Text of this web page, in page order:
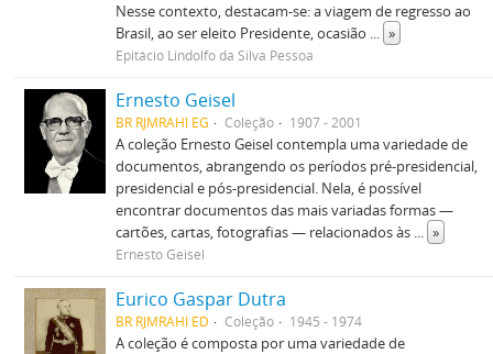
Nesse contexto, destacam-se: a viagem de regresso ao
Brasil, ao ser eleito Presidente, ocasião ... »
Epitácio Lindolfo da Silva Pessoa
Ernesto Geisel
BR RJMRAHI EG Coleção 1907 - 2001
A coleção Ernesto Geisel contempla uma variedade de
documentos, abrangendo os períodos pré-presidencial,
presidencial e pós-presidencial. Nela, é possível
encontrar documentos das mais variadas formas —
cartões, cartas, fotografias — relacionados às ... »
Ernesto Geisel
Eurico Gaspar Dutra
BR RJMRAHI ED Coleção 1945 - 1974
A coleção é composta por uma variedade de